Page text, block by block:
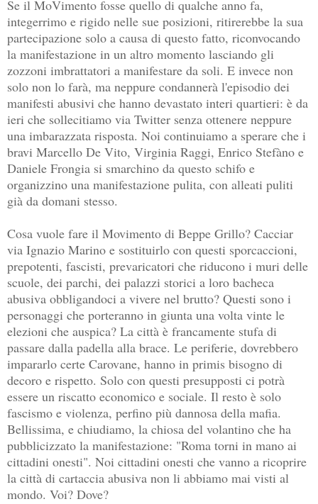
Se il MoVimento fosse quello di qualche anno fa,
integerrimo e rigido nelle sue posizioni, ritirerebbe la sua
partecipazione solo a causa di questo fatto, riconvocando
la manifestazione in un altro momento lasciando gli
zozzoni imbrattatori a manifestare da soli. E invece non
solo non lo farà, ma neppure condannerà l'episodio dei
manifesti abusivi che hanno devastato interi quartieri: è da
ieri che sollecitiamo via Twitter senza ottenere neppure
una imbarazzata risposta. Noi continuiamo a sperare che i
bravi Marcello De Vito, Virginia Raggi, Enrico Stefàno e
Daniele Frongia si smarchino da questo schifo e
organizzino una manifestazione pulita, con alleati puliti
già da domani stesso.
Cosa vuole fare il Movimento di Beppe Grillo? Cacciar
via Ignazio Marino e sostituirlo con questi sporcaccioni,
prepotenti, fascisti, prevaricatori che riducono i muri delle
scuole, dei parchi, dei palazzi storici a loro bacheca
abusiva obbligandoci a vivere nel brutto? Questi sono i
personaggi che porteranno in giunta una volta vinte le
elezioni che auspica? La città è francamente stufa di
passare dalla padella alla brace. Le periferie, dovrebbero
impararlo certe Carovane, hanno in primis bisogno di
decoro e rispetto. Solo con questi presupposti ci potrà
essere un riscatto economico e sociale. Il resto è solo
fascismo e violenza, perfino più dannosa della mafia.
Bellissima, e chiudiamo, la chiosa del volantino che ha
pubblicizzato la manifestazione: "Roma torni in mano ai
cittadini onesti". Noi cittadini onesti che vanno a ricoprire
la città di cartaccia abusiva non li abbiamo mai visti al
mondo. Voi? Dove?